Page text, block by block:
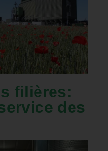
filières:
des